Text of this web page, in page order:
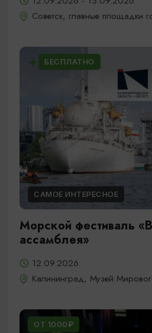
Советск, главные площадки
БЕСПЛАТНО
САМОЕ ИНТЕРЕСНОЕ
Морской фестиваль
ассамблея»
12.09.2026
Калининград, Музей
ОТ 1000₽